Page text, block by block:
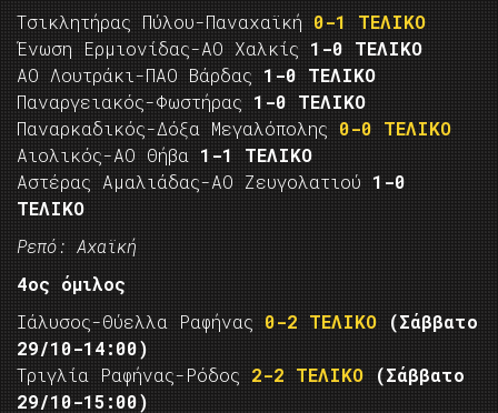
Τσικλητήρας Πύλου-Παναχαϊκή 0-1 ΤΕΛΙΚΟ
Ένωση Ερμιονίδας-ΑΟ Χαλκίς 1-0 ΤΕΛΙΚΟ
ΑΟ Λουτράκι-ΠΑΟ Βάρδας 1-0 ΤΕΛΙΚΟ
Παναργειακός-Φωστήρας 1-0 ΤΕΛΙΚΟ
Παναρκαδικός-Δόξα Μεγαλόπολης 0-0 ΤΕΛΙΚΟ
Αιολικός-ΑΟ Θήβα 1-1 ΤΕΛΙΚΟ
Αστέρας Αμαλιάδας-ΑΟ Ζευγολατιού 1-0
ΤΕΛΙΚΟ
Ρεπό: Αχαϊκή
4ος όμιλος
Ιάλυσος-Θύελλα Ραφήνας 0-2 ΤΕΛΙΚΟ
(Σάββατο
29/10-14:00)
Τριγλία Ραφήνας-Ρόδος 2-2 ΤΕΛΙΚΟ
(Σάββατο
29/10-15:00)